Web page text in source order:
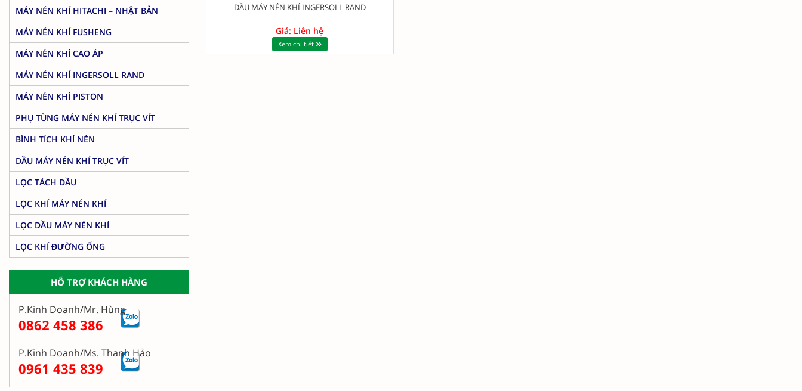
DẦU MÁY NÉN KHÍ INGERSOLL RAND
Giá: Liên hệ
Xem chi tiết
MÁY NÉN KHÍ HITACHI – NHẬT BẢN
MÁY NÉN KHÍ FUSHENG
MÁY NÉN KHÍ CAO ÁP
MÁY NÉN KHÍ INGERSOLL RAND
MÁY NÉN KHÍ PISTON
PHỤ TÙNG MÁY NÉN KHÍ TRỤC VÍT
BÌNH TÍCH KHÍ NÉN
DẦU MÁY NÉN KHÍ TRỤC VÍT
LỌC TÁCH DẦU
LỌC KHÍ MÁY NÉN KHÍ
LỌC DẦU MÁY NÉN KHÍ
LỌC KHÍ ĐƯỜNG ỐNG
HỖ TRỢ KHÁCH HÀNG
P.Kinh Doanh/Mr. Hùng
0862 458 386
P.Kinh Doanh/Ms. Thanh Hảo
0961 435 839